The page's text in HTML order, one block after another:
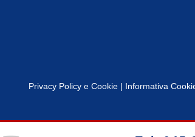
Privacy Policy e Cookie | Informativa